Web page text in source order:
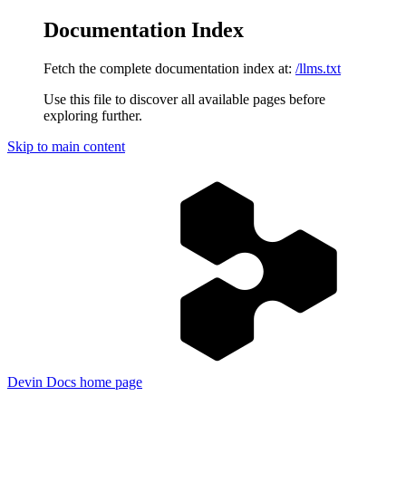
Documentation Index
Fetch the complete documentation index at: /llms.txt
Use this file to discover all available pages before
exploring further.
Skip to main content
Devin Docs home page